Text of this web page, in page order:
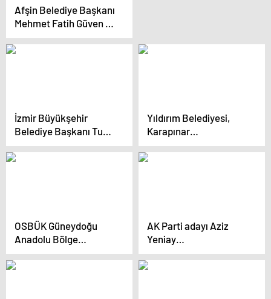
Afşin Belediye Başkanı
Mehmet Fatih Güven 10
Yıllık Projelerini Anlattı
İzmir Büyükşehir
Belediye Başkanı Tunç
Soyer, Yönetim
Kadrolarıyla Bir Araya
Yıldırım Belediyesi,
Karapınar
Mahallesi’nde İmar
Parseli Tapularını
OSBÜK Güneydoğu
Anadolu Bölge
Toplantısı
Gerçekleştirildi
AK Parti adayı Aziz
Yeniay
Küçükçekmece’deki
saldırı anını anlattı: